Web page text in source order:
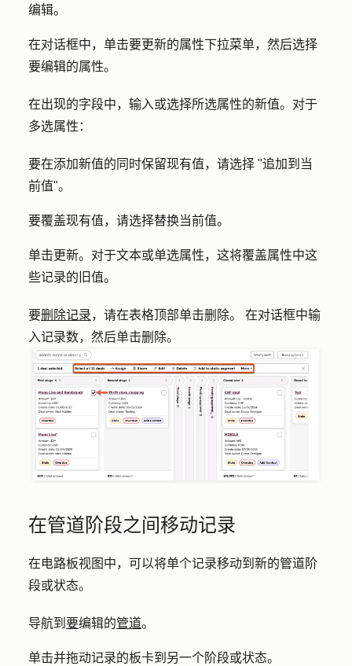
编辑。
在对话框中，单击要更新的属性下拉菜单，然后选择
要编辑的属性。
在出现的字段中，输入或选择所选属性的新值。对于
多选属性：
要在添加新值的同时保留现有值，请选择 "追加到当
前值"。
要覆盖现有值，请选择替换当前值。
单击更新。对于文本或单选属性，这将覆盖属性中这
些记录的旧值。
要删除记录，请在表格顶部单击删除。 在对话框中输
入记录数，然后单击删除。
在管道阶段之间移动记录
在电路板视图中，可以将单个记录移动到新的管道阶
段或状态。
导航到 要编辑的管道。
单击并拖动记录的板卡到另一个阶段或状态。